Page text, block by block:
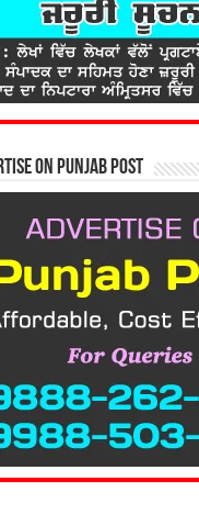
on Punjab Post